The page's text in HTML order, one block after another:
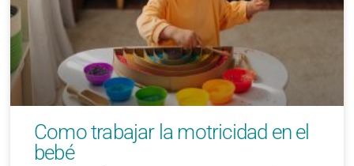
Como trabajar la motricidad en el
bebé